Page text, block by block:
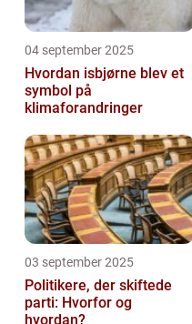
04 september 2025
Hvordan isbjørne blev et
symbol på
klimaforandringer
03 september 2025
Politikere, der skiftede
parti: Hvorfor og
hvordan?